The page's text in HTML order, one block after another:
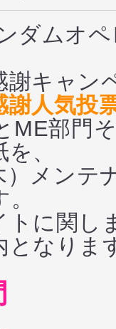
ンダムオ
謝キャン
謝人気投
ME部門
、
）メンテ
トに関し
となりま